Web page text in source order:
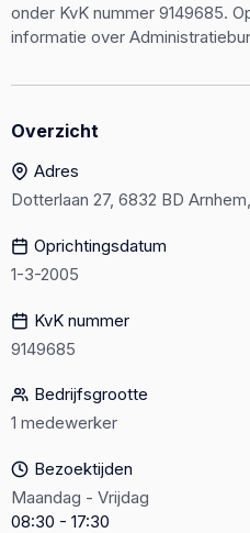
onder KvK nummer 9149685.
informatie over
Overzicht
Adres
Dotterlaan 27, 6832 BD
Oprichtingsdatum
1-3-2005
KvK nummer
9149685
Bedrijfsgrootte
1 medewerker
Bezoektijden
Maandag - Vrijdag
08:30 - 17:30